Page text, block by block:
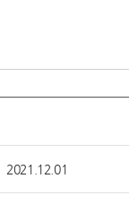
2021.12.01